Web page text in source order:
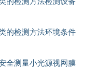
的检测方法环境条件
全测量小光源视网膜